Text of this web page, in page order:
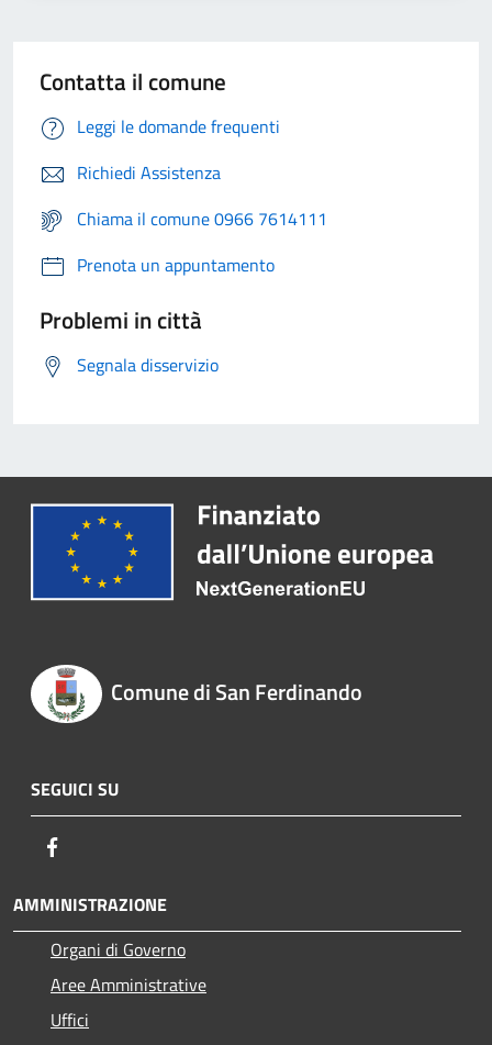
Contatta il comune
Leggi le domande frequenti
Richiedi Assistenza
Chiama il comune 0966 7614111
Prenota un appuntamento
Problemi in città
Segnala disservizio
Comune di San Ferdinando
SEGUICI SU
AMMINISTRAZIONE
Organi di Governo
Aree Amministrative
Uffici